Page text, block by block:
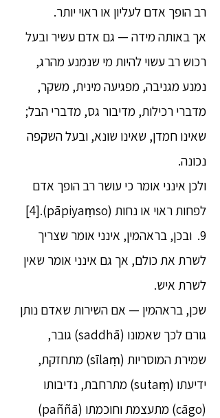
רב הופך אדם לעליון או ראוי יותר.
אך באותה מידה — גם אדם עשיר ובעל
רכוש רב עשוי להיות מי שנמנע מהרג,
נמנע מגניבה, מפגיעה מינית, משקר,
מדברי רכילות, מדיבור גס, מדברי הבל;
שאינו חמדן, שאינו שונא, ובעל השקפה
נכונה.
ולכן אינני אומר כי עושר רב הופך אדם
לפחות ראוי או נחות (pāpiyaṃso).[4]
9. ובכן, בראהמין, אינני אומר שצריך
לשרת את כולם, אך גם אינני אומר שאין
לשרת איש.
שכן, בראהמין — אם השירות שאדם נותן
גורם לכך שאמונו (saddhā) גובר,
שמירת המוסריות (sīlaṃ) מתחזקת,
ידיעתו (sutaṃ) מתרחבת, נדיבותו
(cāgo) מתעצמת וחוכמתו (paññā)